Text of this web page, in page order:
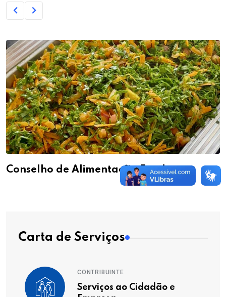
Conselho de Alimentação Escolar
Carta de Serviços
CONTRIBUINTE
Serviços ao Cidadão e